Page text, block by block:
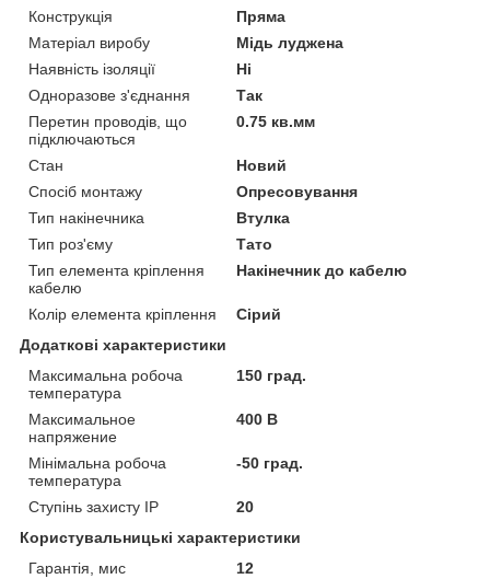
Конструкція
Пряма
Матеріал виробу
Мідь луджена
Наявність ізоляції
Ні
Одноразове з'єднання
Так
Перетин проводів, що
підключаються
0.75 кв.мм
Стан
Новий
Спосіб монтажу
Опресовування
Тип накінечника
Втулка
Тип роз'єму
Тато
Тип елемента кріплення
кабелю
Накінечник до кабелю
Колір елемента кріплення
Сірий
Додаткові характеристики
Максимальна робоча
температура
150 град.
Максимальное
напряжение
400 В
Мінімальна робоча
температура
-50 град.
Ступінь захисту IP
20
Користувальницькі характеристики
Гарантія, мис
12